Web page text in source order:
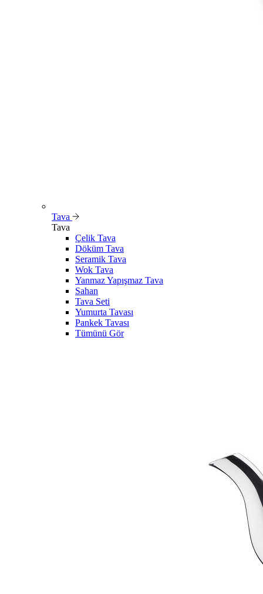
Tava
Tava
Çelik Tava
Döküm Tava
Seramik Tava
Wok Tava
Yanmaz Yapışmaz Tava
Sahan
Tava Seti
Yumurta Tavası
Pankek Tavası
Tümünü Gör